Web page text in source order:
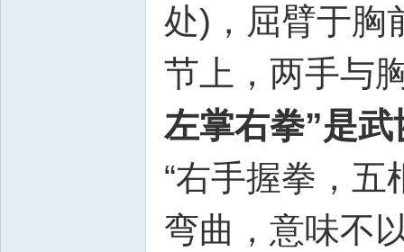
处)，屈臂于胸
节上，两手与
左掌右拳”是
“右手握拳，五
弯曲，意味不